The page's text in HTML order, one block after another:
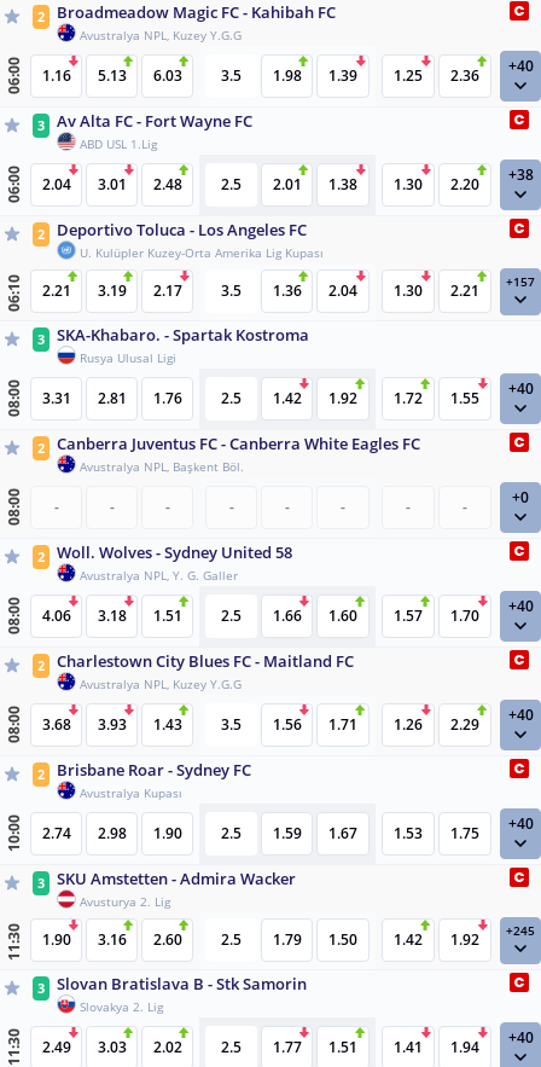
2 Broadmeadow Magic FC - Kahibah FC
Avustralya NPL, Kuzey Y.G.G
06:00 1.16 5.13 6.03 3.5 1.98 1.39 1.25 2.36 +40
3 Av Alta FC - Fort Wayne FC
ABD USL 1.Lig
06:00 2.04 3.01 2.48 2.5 2.01 1.38 1.30 2.20 +38
2 Deportivo Toluca - Los Angeles FC
U. Kulüpler Kuzey-Orta Amerika Lig Kupası
06:10 2.21 3.19 2.17 3.5 1.36 2.04 1.30 2.21 +157
3 SKA-Khabaro. - Spartak Kostroma
Rusya Ulusal Ligi
08:00 3.31 2.81 1.76 2.5 1.42 1.92 1.72 1.55 +40
2 Canberra Juventus FC - Canberra White Eagles FC
Avustralya NPL, Başkent Böl.
08:00 - - - - - - - - +0
2 Woll. Wolves - Sydney United 58
Avustralya NPL, Y. G. Galler
08:00 4.06 3.18 1.51 2.5 1.66 1.60 1.57 1.70 +40
2 Charlestown City Blues FC - Maitland FC
Avustralya NPL, Kuzey Y.G.G
08:00 3.68 3.93 1.43 3.5 1.56 1.71 1.26 2.29 +40
2 Brisbane Roar - Sydney FC
Avustralya Kupası
10:00 2.74 2.98 1.90 2.5 1.59 1.67 1.53 1.75 +40
3 SKU Amstetten - Admira Wacker
Avusturya 2. Lig
11:30 1.90 3.16 2.60 2.5 1.79 1.50 1.42 1.92 +245
3 Slovan Bratislava B - Stk Samorin
Slovakya 2. Lig
11:30 2.49 3.03 2.02 2.5 1.77 1.51 1.41 1.94 +40